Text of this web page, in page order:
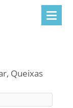
Queixas